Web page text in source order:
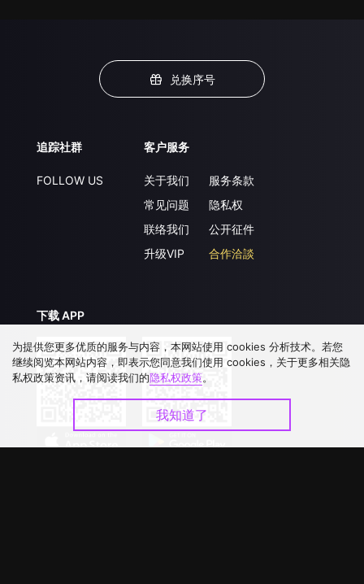
兑换序号
追踪社群
FOLLOW US
客户服务
关于我们
常见问题
联络我们
升级VIP
服务条款
隐私权
公开征件
合作洽談
下载 APP
为提供您更多优质的服务与内容，本网站使用 cookies 分析技术。若您
继续阅览本网站内容，即表示您同意我们使用 cookies，关于更多相关隐
私权政策资讯，请阅读我们的隐私权政策。
我知道了